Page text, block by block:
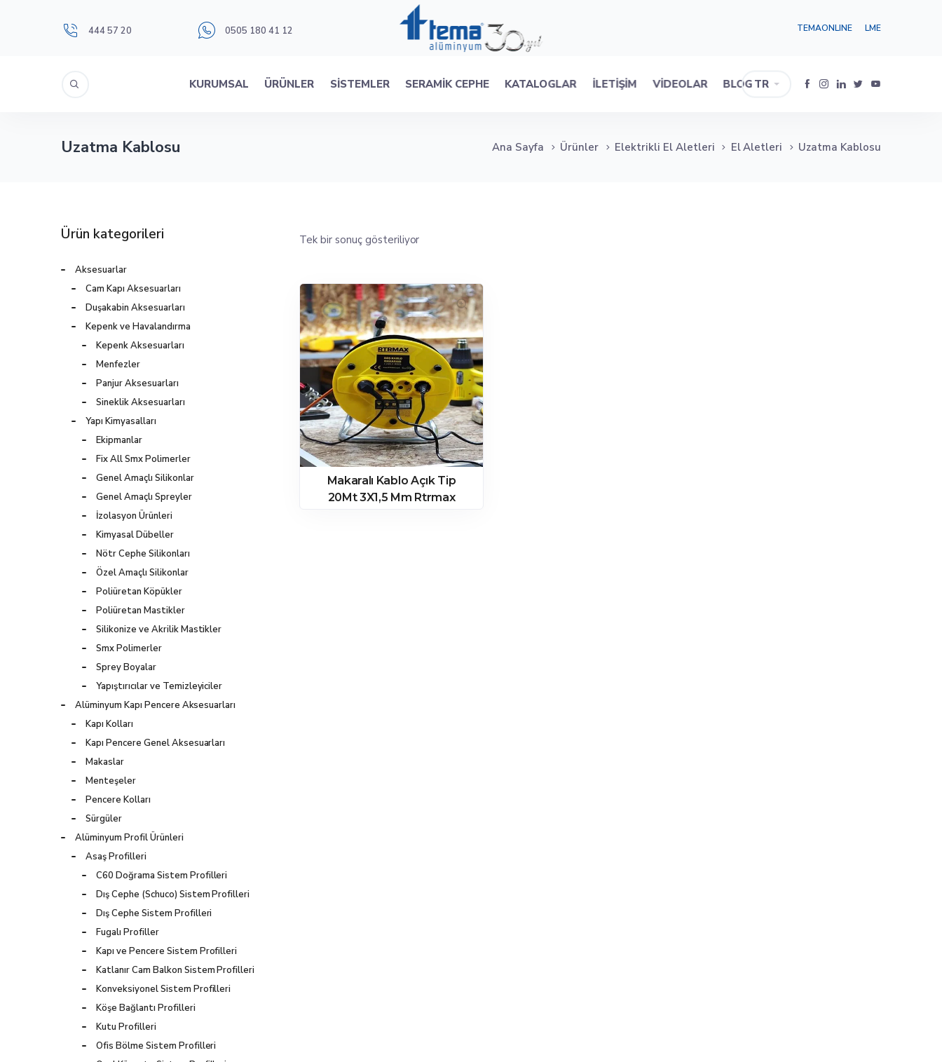
444 57 20 0505 180 41 12 TEMAONLINE LME
KURUMSAL ÜRÜNLER SISTEMLER SERAMIK CEPHE KATALOGLAR İLETIŞIM VIDEOLAR BLOG TR
Uzatma Kablosu Ana Sayfa Ürünler Elektrikli El Aletleri El Aletleri Uzatma Kablosu
Tek bir sonuç gösteriliyor
Makaralı Kablo Açık Tip
20Mt 3X1,5 Mm Rtrmax
Ürün kategorileri
Aksesuarlar
Cam Kapı Aksesuarları
Duşakabin Aksesuarları
Kepenk ve Havalandırma
Kepenk Aksesuarları
Menfezler
Panjur Aksesuarları
Sineklik Aksesuarları
Yapı Kimyasalları
Ekipmanlar
Fix All Smx Polimerler
Genel Amaçlı Silikonlar
Genel Amaçlı Spreyler
İzolasyon Ürünleri
Kimyasal Dübeller
Nötr Cephe Silikonları
Özel Amaçlı Silikonlar
Poliüretan Köpükler
Poliüretan Mastikler
Silikonize ve Akrilik Mastikler
Smx Polimerler
Sprey Boyalar
Yapıştırıcılar ve Temizleyiciler
Alüminyum Kapı Pencere Aksesuarları
Kapı Kolları
Kapı Pencere Genel Aksesuarları
Makaslar
Menteşeler
Pencere Kolları
Sürgüler
Alüminyum Profil Ürünleri
Asaş Profilleri
C60 Doğrama Sistem Profilleri
Dış Cephe (Schuco) Sistem Profilleri
Dış Cephe Sistem Profilleri
Fugalı Profiller
Kapı ve Pencere Sistem Profilleri
Katlanır Cam Balkon Sistem Profilleri
Konveksiyonel Sistem Profilleri
Köşe Bağlantı Profilleri
Kutu Profilleri
Ofis Bölme Sistem Profilleri